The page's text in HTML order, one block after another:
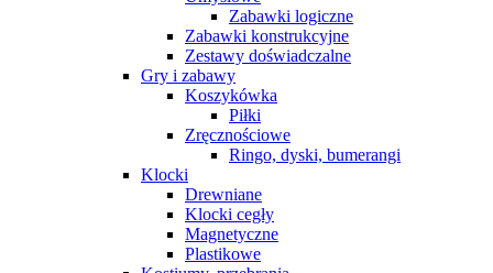
Zabawki logiczne
Zabawki konstrukcyjne
Zestawy doświadczalne
Gry i zabawy
Koszykówka
Piłki
Zręcznościowe
Ringo, dyski, bumerangi
Klocki
Drewniane
Klocki cegły
Magnetyczne
Plastikowe